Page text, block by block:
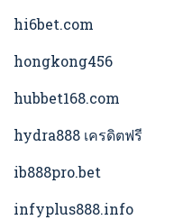
hi6bet.com
hongkong456
hubbet168.com
hydra888 เครดิตฟรี
ib888pro.bet
infyplus888.info